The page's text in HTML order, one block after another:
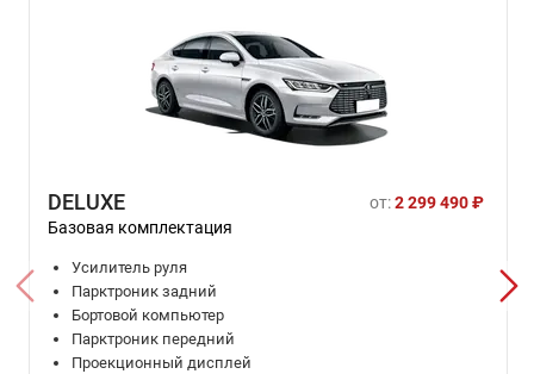
DELUXE от:2 299 490 ₽
Базовая комплектация
Усилитель руля
Парктроник задний
Бортовой компьютер
Парктроник передний
Проекционный дисплей